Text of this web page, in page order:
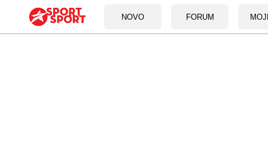
NOVO FORUM